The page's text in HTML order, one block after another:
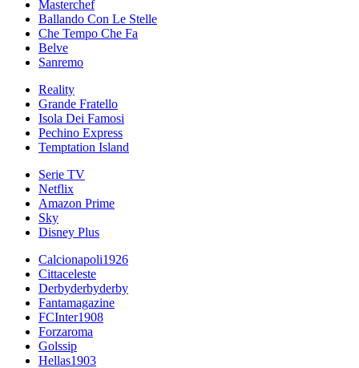
Masterchef
Ballando Con Le Stelle
Che Tempo Che Fa
Belve
Sanremo
Reality
Grande Fratello
Isola Dei Famosi
Pechino Express
Temptation Island
Serie TV
Netflix
Amazon Prime
Sky
Disney Plus
Calcionapoli1926
Cittaceleste
Derbyderbyderby
Fantamagazine
FCInter1908
Forzaroma
Golssip
Hellas1903